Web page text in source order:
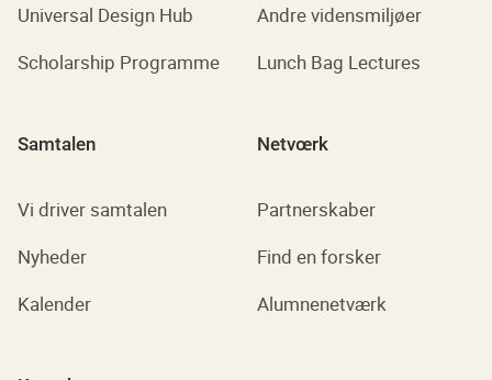
Universal Design Hub
Scholarship Programme
Andre vidensmiljøer
Lunch Bag Lectures
Samtalen
Vi driver samtalen
Nyheder
Kalender
Netvœrk
Partnerskaber
Find en forsker
Alumnenetværk